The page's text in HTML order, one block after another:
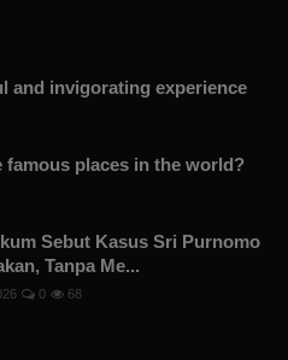
and invigorating experience
places in the world?
Sebut Kasus Sri Purnomo
Tanpa Me...
0 68